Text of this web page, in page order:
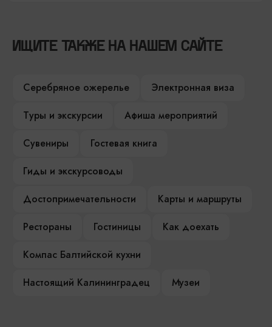
ИЩИТЕ ТАКЖЕ НА НАШЕМ САЙТЕ
Серебряное ожерелье
Электронная виза
Туры и экскурсии
Афиша мероприятий
Сувениры
Гостевая книга
Гиды и экскурсоводы
Достопримечательности
Карты и маршруты
Рестораны
Гостиницы
Как доехать
Компас Балтийской кухни
Настоящий Калининградец
Музеи